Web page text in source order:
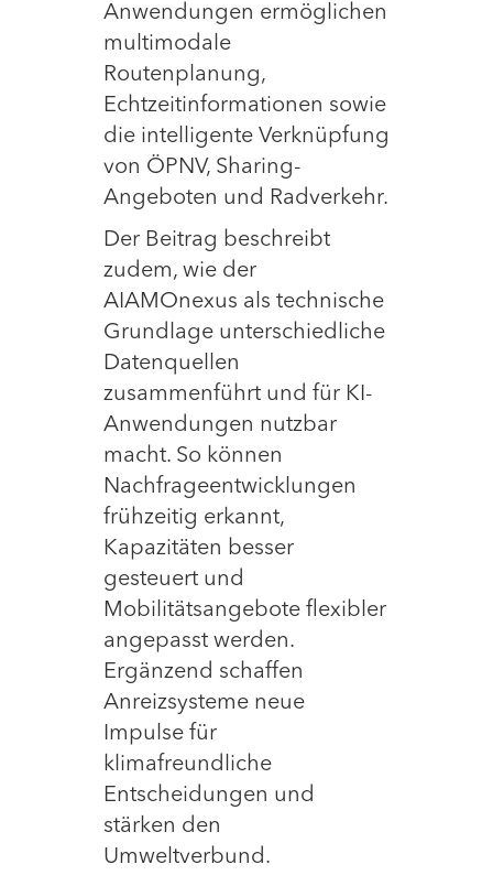
Anwendungen ermöglichen
multimodale
Routenplanung,
Echtzeitinformationen sowie
die intelligente Verknüpfung
von ÖPNV, Sharing-
Angeboten und Radverkehr.
Der Beitrag beschreibt
zudem, wie der
AIAMOnexus als technische
Grundlage unterschiedliche
Datenquellen
zusammenführt und für KI-
Anwendungen nutzbar
macht. So können
Nachfrageentwicklungen
frühzeitig erkannt,
Kapazitäten besser
gesteuert und
Mobilitätsangebote flexibler
angepasst werden.
Ergänzend schaffen
Anreizsysteme neue
Impulse für
klimafreundliche
Entscheidungen und
stärken den
Umweltverbund.